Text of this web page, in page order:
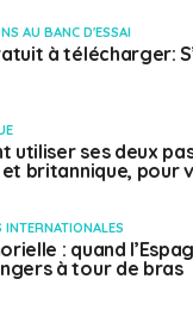
évolué depuis
de s’adapter aux
de nouveaux
d’isolation plus
en forte croissance,
la construction
la
et de Québec.
?
AU BANC D'ESSAI
à télécharger:
utiliser ses deux
britannique, pour
INTERNATIONALES
: quand
à tour de bras